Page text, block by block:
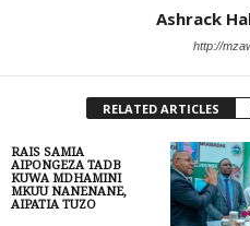
Ashrack
http://
RELATED ARTICLES
RAIS SAMIA
AIPONGEZA TADB
KUWA MDHAMINI
MKUU NANENANE,
AIPATIA TUZO